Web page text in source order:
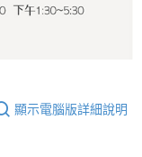
顯示電腦版詳細說明